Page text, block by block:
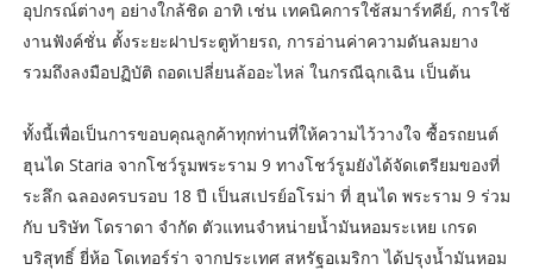
อุปกรณ์ต่างๆ อย่างใกล้ชิด อาทิ เช่น เทคนิคการใช้สมาร์ทคีย์, การใช้
งานฟังค์ชั่น ตั้งระยะฝาประตูท้ายรถ, การอ่านค่าความดันลมยาง
รวมถึงลงมือปฏิบัติ ถอดเปลี่ยนล้ออะไหล่ ในกรณีฉุกเฉิน เป็นต้น
ทั้งนี้เพื่อเป็นการขอบคุณลูกค้าทุกท่านที่ให้ความไว้วางใจ ซื้อรถยนต์
ฮุนได Staria จากโชว์รูมพระราม 9 ทางโชว์รูมยังได้จัดเตรียมของที่
ระลึก ฉลองครบรอบ 18 ปี เป็นสเปรย์อโรม่า ที่ ฮุนได พระราม 9 ร่วม
กับ บริษัท โดราดา จำกัด ตัวแทนจำหน่ายน้ำมันหอมระเหย เกรด
บริสุทธิ์ ยี่ห้อ โดเทอร์ร่า จากประเทศ สหรัฐอเมริกา ได้ปรุงน้ำมันหอม